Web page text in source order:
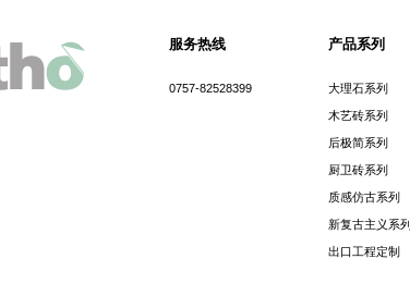
服务热线
0757-82528399
产品系列
大理石系列
木艺砖系列
后极简系列
厨卫砖系列
质感仿古系列
新复古主义系列
出口工程定制